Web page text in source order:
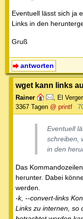
Eventuell lässt sich ja
Links in den
Gruß
antworten
wget kann links
Rainer El
3367 Tagen @ printf
Eventuell
schreiben,
in den
Das
herunter. Dabei
werden.
-k, --convert-links
Links zu internen, so